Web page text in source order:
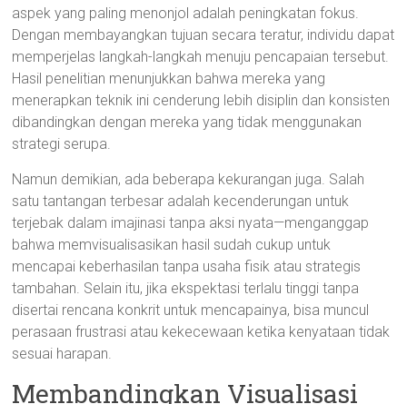
aspek yang paling menonjol adalah peningkatan fokus.
Dengan membayangkan tujuan secara teratur, individu dapat
memperjelas langkah-langkah menuju pencapaian tersebut.
Hasil penelitian menunjukkan bahwa mereka yang
menerapkan teknik ini cenderung lebih disiplin dan konsisten
dibandingkan dengan mereka yang tidak menggunakan
strategi serupa.
Namun demikian, ada beberapa kekurangan juga. Salah
satu tantangan terbesar adalah kecenderungan untuk
terjebak dalam imajinasi tanpa aksi nyata—menganggap
bahwa memvisualisasikan hasil sudah cukup untuk
mencapai keberhasilan tanpa usaha fisik atau strategis
tambahan. Selain itu, jika ekspektasi terlalu tinggi tanpa
disertai rencana konkrit untuk mencapainya, bisa muncul
perasaan frustrasi atau kekecewaan ketika kenyataan tidak
sesuai harapan.
Membandingkan Visualisasi